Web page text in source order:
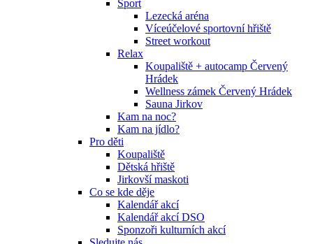
Sport
Lezecká aréna
Víceúčelové sportovní hřiště
Street workout
Relax
Koupaliště + autocamp Červený
Hrádek
Wellness zámek Červený Hrádek
Sauna Jirkov
Kam na noc?
Kam na jídlo?
Pro děti
Koupaliště
Dětská hřiště
Jirkovší maskoti
Co se kde děje
Kalendář akcí
Kalendář akcí DSO
Sponzoři kulturních akcí